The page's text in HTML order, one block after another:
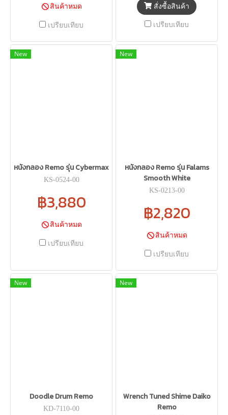
สินค้าหมด
เปรียบเทียบ
สั่งซื้อสินค้า
เปรียบเทียบ
New
หนังกลอง Remo รุ่น Cybermax
KS-0524-00
฿3,880
สินค้าหมด
เปรียบเทียบ
New
หนังกลอง Remo รุ่น Falams
Smooth White
KS-0213-00
฿2,820
สินค้าหมด
เปรียบเทียบ
New
Doodle Drum Remo
KD-7110-00
New
Wrench Tuned Shime Daiko
Remo